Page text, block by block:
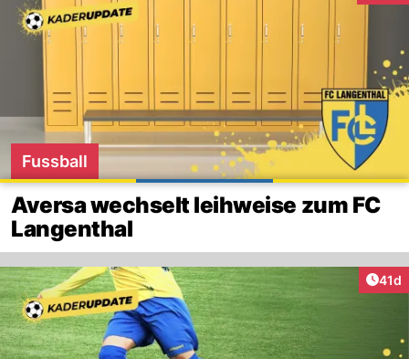
Fussball
Aversa wechselt leihweise zum FC
Langenthal
41d